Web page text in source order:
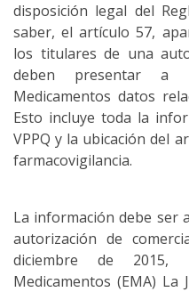
disposición legal del
saber, el artículo 57,
los titulares de una
deben presentar a
Medicamentos datos
Esto incluye toda la
VPPQ y la ubicación del
farmacovigilancia.
La información debe ser
autorización de
diciembre de 2015,
Medicamentos (EMA) La